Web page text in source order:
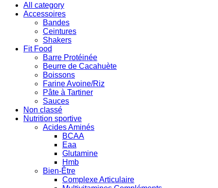
All category
Accessoires
Bandes
Ceintures
Shakers
Fit Food
Barre Protéinée
Beurre de Cacahuète
Boissons
Farine Avoine/Riz
Pâte à Tartiner
Sauces
Non classé
Nutrition sportive
Acides Aminés
BCAA
Eaa
Glutamine
Hmb
Bien-Être
Complexe Articulaire